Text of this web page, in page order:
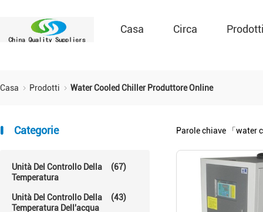
Casa Circa
Casa Prodotti Water Cooled Chiller Produttore Online
Categorie
Unità Del Controllo Della
Temperatura
(67)
Unità Del Controllo Della
Temperatura Dell'acqua
(43)
Parole chiave 「water